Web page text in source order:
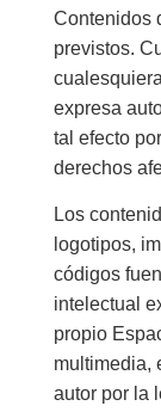
Contenidos
previstos.
expresa
tal efecto
derechos
Los
logotipos,
códigos
intelectual
propio
multimedia,
autor por la